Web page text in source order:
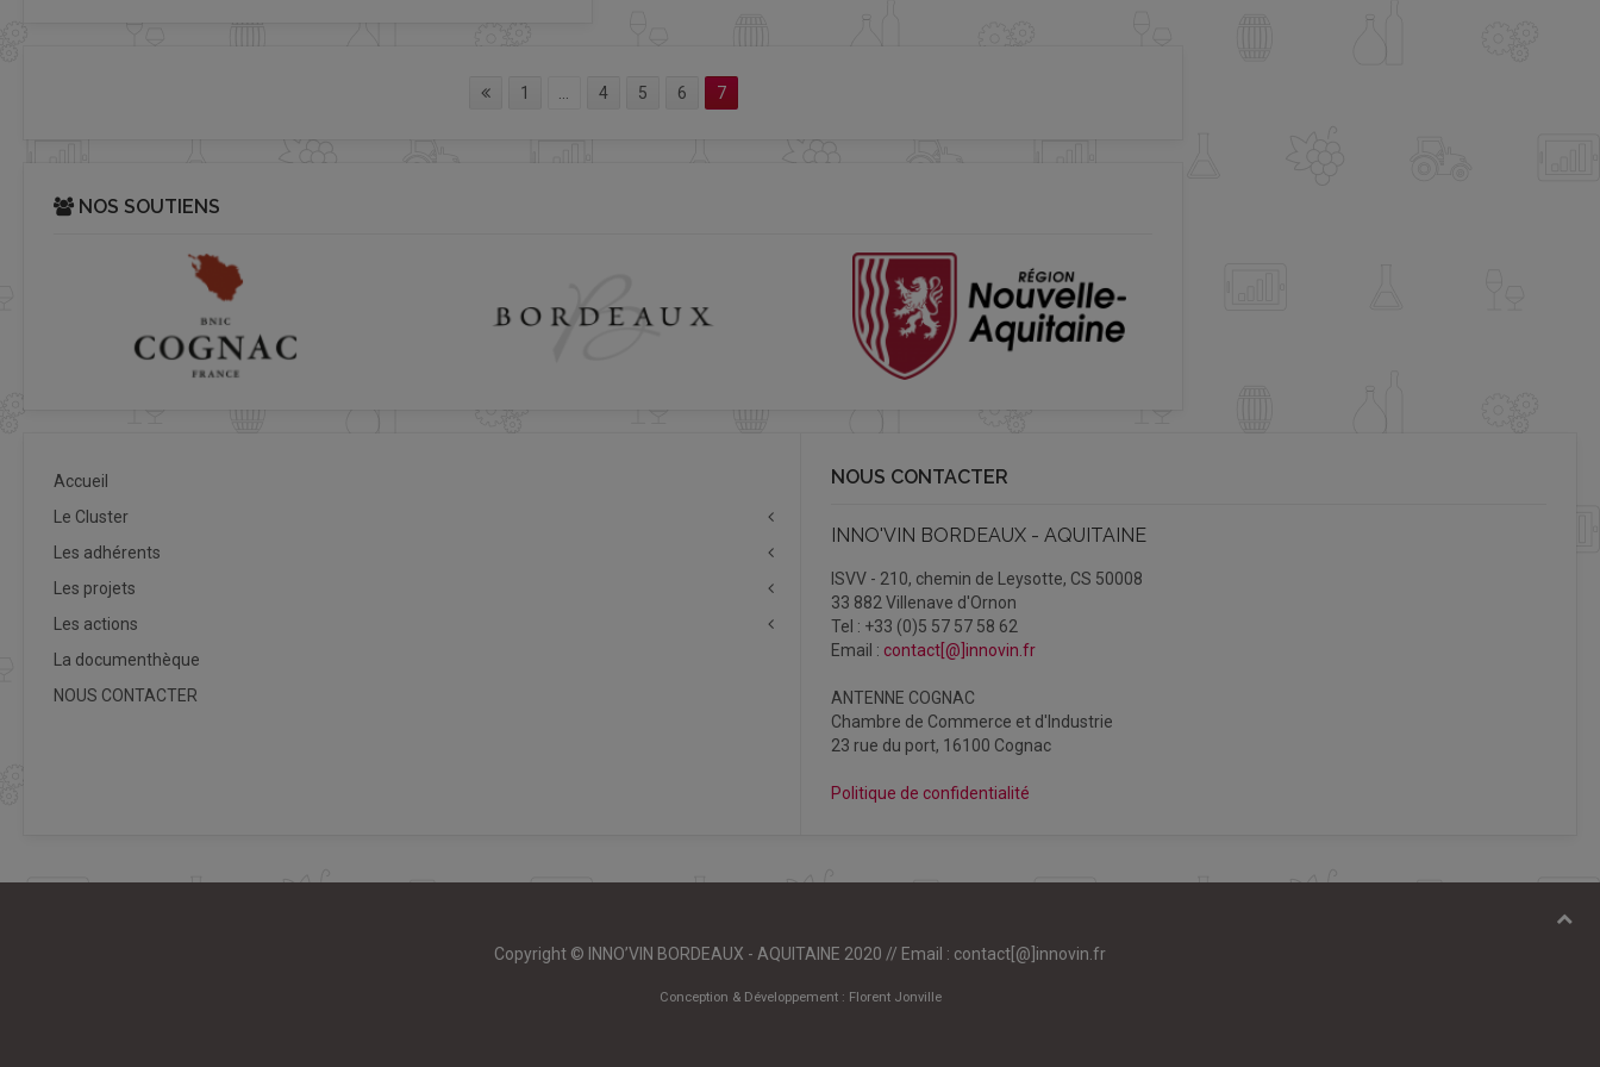
1 4 5 6 7
NOS SOUTIENS
Accueil
Le Cluster
Les adhérents
Les projets
Les actions
La documenthèque
NOUS CONTACTER
NOUS CONTACTER
INNO'VIN BORDEAUX - AQUITAINE
ISVV - 210, chemin de Leysotte, CS 50008
33 882 Villenave d'Ornon
Tel : +33 (0)5 57 57 58 62
Email : contact[@]innovin.fr
ANTENNE COGNAC
Chambre de Commerce et d'Industrie
23 rue du port, 16100 Cognac
Politique de confidentialité
Copyright © INNO’VIN BORDEAUX - AQUITAINE 2020 // Email : contact[@]innovin.fr
Conception & Développement : Florent Jonville